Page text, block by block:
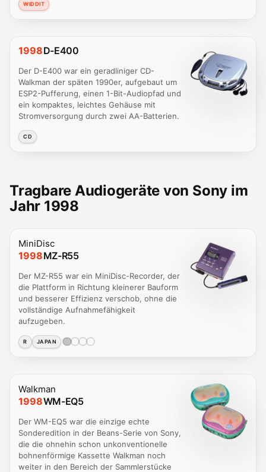
WIDDIT
1998D-E400
Der D-E400 war ein geradliniger CD-
Walkman der späten 1990er, aufgebaut um
ESP2-Pufferung, einen 1-Bit-Audiopfad und
ein kompaktes, leichtes Gehäuse mit
Stromversorgung durch zwei AA-Batterien.
CD
Tragbare Audiogeräte von Sony im
Jahr 1998
MiniDisc
1998MZ-R55
Der MZ-R55 war ein MiniDisc-Recorder, der
die Plattform in Richtung kleinerer Bauform
und besserer Effizienz verschob, ohne die
vollständige Aufnahmefähigkeit
aufzugeben.
R JAPAN
Walkman
1998WM-EQ5
Der WM-EQ5 war die einzige echte
Sonderedition in der Beans-Serie von Sony,
die die ohnehin schon unkonventionelle
bohnenförmige Kassette Walkman noch
weiter in den Bereich der Sammlerstücke